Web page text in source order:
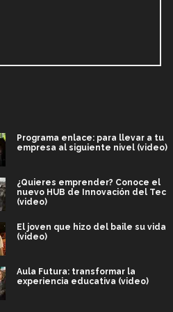
Programa enlace: para llevar a tu
empresa al siguiente nivel (video)
¿Quieres emprender? Conoce el
nuevo HUB de Innovación del Tec
(video)
El joven que hizo del baile su vida
(video)
Aula Futura: transformar la
experiencia educativa (video)